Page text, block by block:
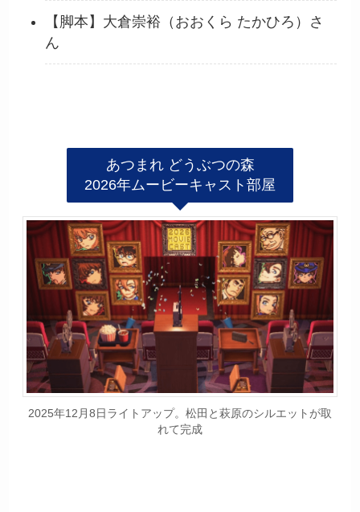
【脚本】大倉崇裕（おおくら たかひろ）さ
ん
あつまれ どうぶつの森
2026年ムービーキャスト部屋
2025年12月8日ライトアップ。松田と萩原のシルエットが取
れて完成